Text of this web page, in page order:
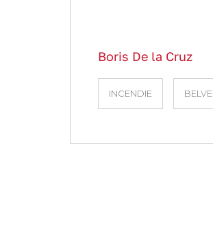
Boris De la Cruz
INCENDIE